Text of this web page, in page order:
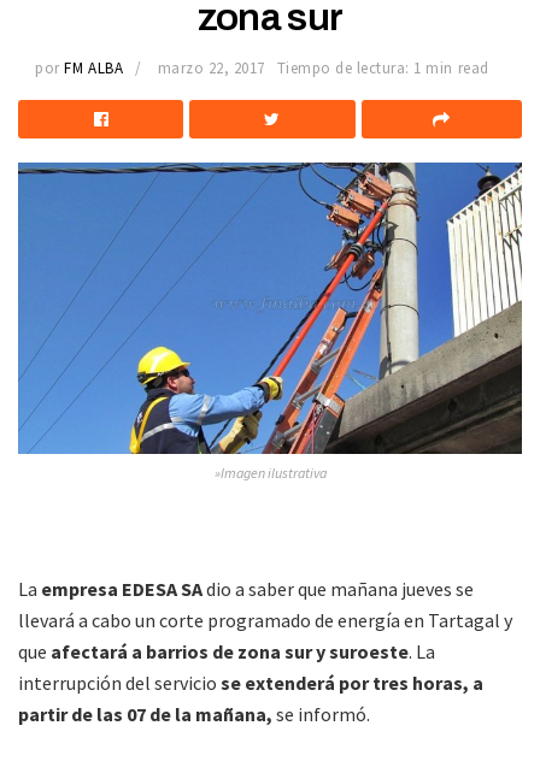
zona sur
por FM ALBA marzo 22, 2017 Tiempo de lectura: 1 min read
»Imagen ilustrativa
La empresa EDESA SAdio a saber que mañana jueves se
llevará a cabo un corte programado de energía en Tartagal y
que afectará a barrios de zona sur y suroeste. La
interrupción del servicio se extenderá por tres horas, a
partir de las 07 de la mañana, se informó.